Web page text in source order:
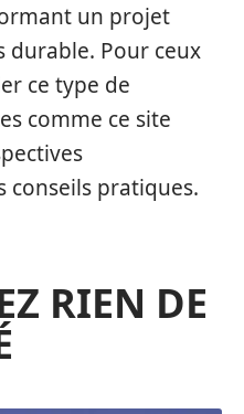
un projet
durable. Pour ceux
ce type de
comme ce site
conseils pratiques.
RIEN DE